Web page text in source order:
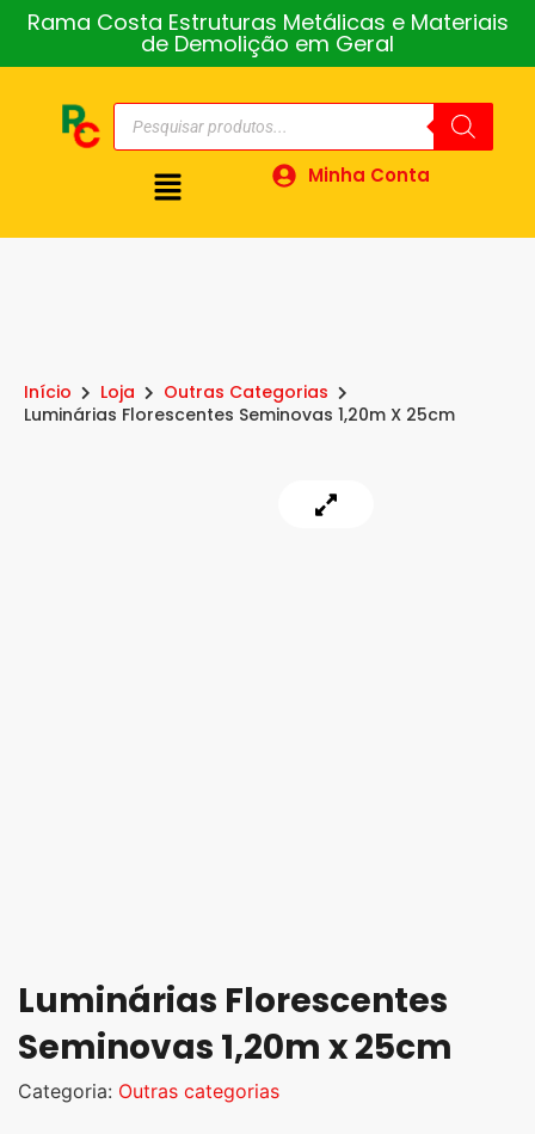
Rama Costa Estruturas Metálicas e Materiais
de Demolição em Geral
Minha Conta
Início Loja
Outras Categorias
Luminárias Florescentes Seminovas 1,20m X 25cm
Luminárias Florescentes
Seminovas 1,20m x 25cm
Categoria: Outras categorias